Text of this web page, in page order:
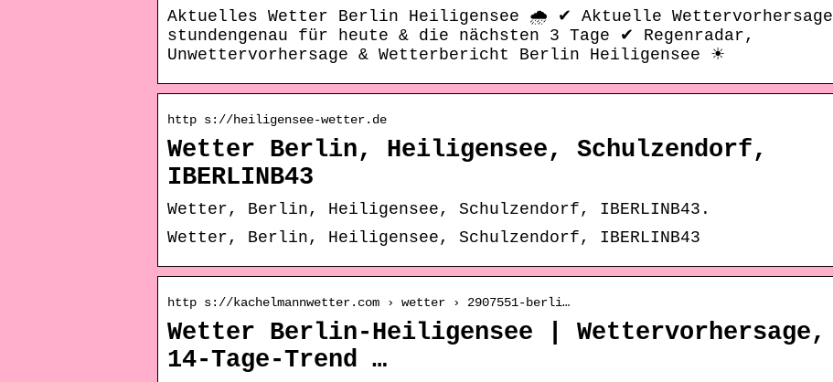
Aktuelles Wetter Berlin Heiligensee 🌧️ ✔ Aktuelle Wettervorhersage
stundengenau für heute & die nächsten 3 Tage ✔ Regenradar,
Unwettervorhersage & Wetterbericht Berlin Heiligensee ☀
http s://heiligensee-wetter.de
Wetter Berlin, Heiligensee, Schulzendorf,
IBERLINB43
Wetter, Berlin, Heiligensee, Schulzendorf, IBERLINB43.
Wetter, Berlin, Heiligensee, Schulzendorf, IBERLINB43
http s://kachelmannwetter.com › wetter › 2907551-berli…
Wetter Berlin-Heiligensee | Wettervorhersage,
14-Tage-Trend …